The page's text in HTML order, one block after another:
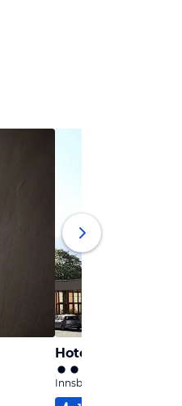
Hotel Engl
Innsbruck, Tirol